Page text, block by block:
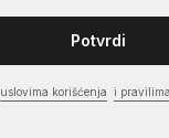
Potvrdi
uslovima korišćenja i